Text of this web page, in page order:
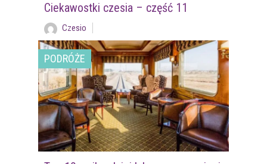
Ciekawostki czesia – część 11
Czesio
PODRÓŻE